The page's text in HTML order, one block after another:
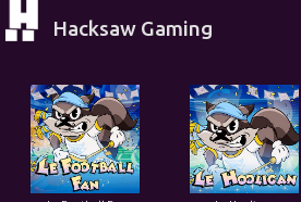
Hacksaw Gaming